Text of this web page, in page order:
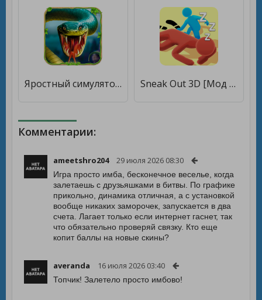
Яростный симулятор змей [Без рекламы] Sneak Out 3D [Мод меню]
Комментарии:
ameetshro204 29 июля 2026 08:30
Игра просто имба, бесконечное веселье, когда
залетаешь с друзьяшками в битвы. По графике
прикольно, динамика отличная, а с установкой
вообще никаких заморочек, запускается в два
счета. Лагает только если интернет гаснет, так
что обязательно проверяй связку. Кто еще
копит баллы на новые скины?
averanda 16 июля 2026 03:40
Топчик! Залетело просто имбово!